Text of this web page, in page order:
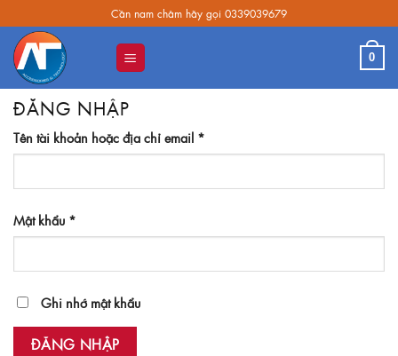
to
content
Cần nam châm hãy gọi 0339039679
0
ĐĂNG NHẬP
Tên tài khoản hoặc địa chỉ email *
buộc
Mật khẩu *
buộc
Ghi nhớ mật khẩu
ĐĂNG NHẬP